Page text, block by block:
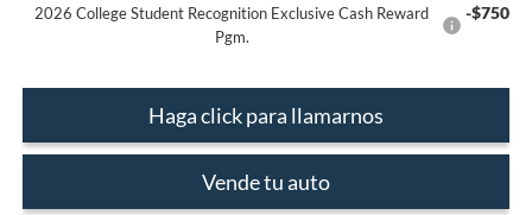
2026 College Student Recognition Exclusive Cash Reward
Pgm.
-$750
Haga click para llamarnos
Vende tu auto